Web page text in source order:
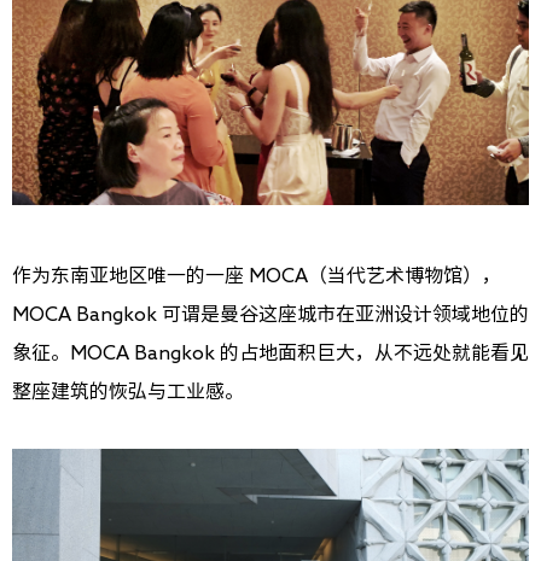
作为东南亚地区唯一的一座 MOCA（当代艺术博物馆），
MOCA Bangkok 可谓是曼谷这座城市在亚洲设计领域地位的
象征。MOCA Bangkok 的占地面积巨大，从不远处就能看见
整座建筑的恢弘与工业感。